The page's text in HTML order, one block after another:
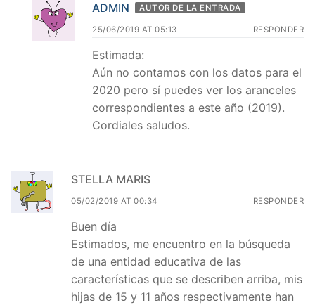
ADMIN AUTOR DE LA ENTRADA
25/06/2019 AT 05:13 RESPONDER
Estimada:
Aún no contamos con los datos para el
2020 pero sí puedes ver los aranceles
correspondientes a este año (2019).
Cordiales saludos.
STELLA MARIS
05/02/2019 AT 00:34 RESPONDER
Buen día
Estimados, me encuentro en la búsqueda
de una entidad educativa de las
características que se describen arriba, mis
hijas de 15 y 11 años respectivamente han